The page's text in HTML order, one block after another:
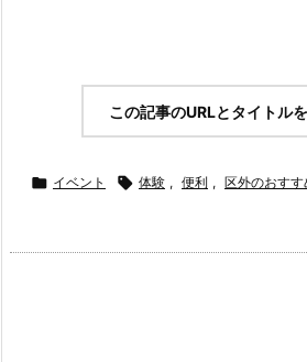
この記事のURLとタイトル
 イベント  体験 , 便利 , 区外のおすす